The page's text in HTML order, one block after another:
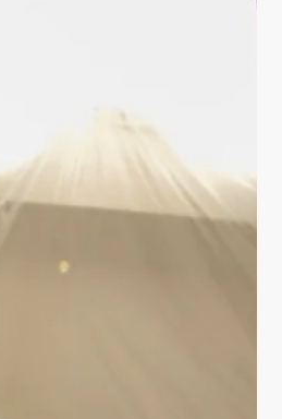
Dr. Hans Vogel werden
mit mir die Themen für das
für ihrer Schule.